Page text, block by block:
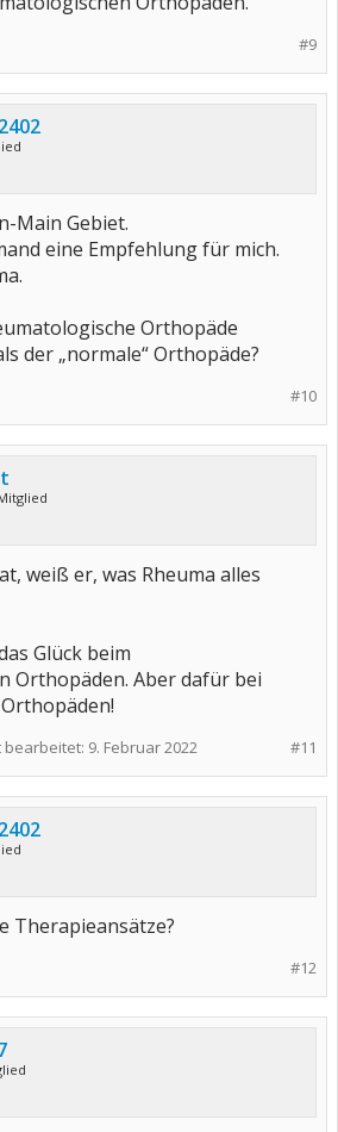
#9
Main Gebiet.
eine Empfehlung für mich.
Orthopäde
der „normale“ Orthopäde?
#10
weiß er, was Rheuma alles
Glück beim
Orthopäden. Aber dafür bei
#11
bearbeitet: 9. Februar 2022
Therapieansätze?
#12